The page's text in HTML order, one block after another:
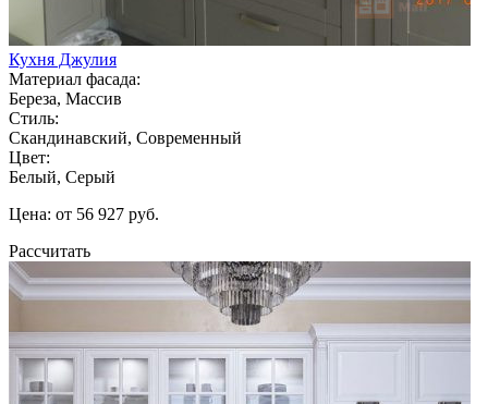
Кухня Джулия
Материал фасада:
Береза, Массив
Стиль:
Скандинавский, Современный
Цвет:
Белый, Серый
Цена: от 56 927 руб.
Рассчитать